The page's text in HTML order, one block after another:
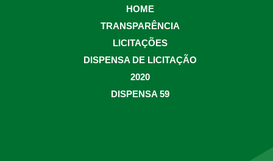
HOME
TRANSPARÊNCIA
LICITAÇÕES
DISPENSA DE LICITAÇÃO
2020
DISPENSA 59